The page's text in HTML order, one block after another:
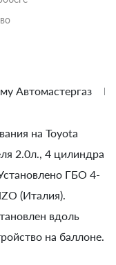
Автомастергаз
на Toyota
2.0л., 4 цилиндра
ГБО 4-
(Италия).
вдоль
на баллоне.